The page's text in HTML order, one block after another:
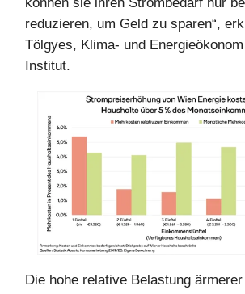
reduzieren, um Geld zu sparen“,
Tölgyes, Klima- und
Institut.
Die hohe relative Belastung